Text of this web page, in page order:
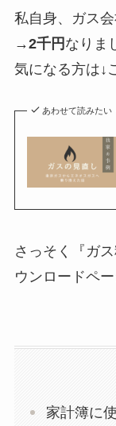
私自身、ガス
→2千円 なりま
気になる方は↓
あわせて読みたい
さっそく『ガ
ウンロードペ
家計簿に